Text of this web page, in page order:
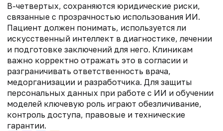
В-четвертых, сохраняются юридические риски,
связанные с прозрачностью использования ИИ.
Пациент должен понимать, используется ли
искусственный интеллект в диагностике, лечении
и подготовке заключений для него. Клиникам
важно корректно отражать это в согласии и
разграничивать ответственность врача,
медорганизации и разработчика. Для защиты
персональных данных при работе с ИИ и обучении
моделей ключевую роль играют обезличивание,
контроль доступа, правовые и технические
гарантии.